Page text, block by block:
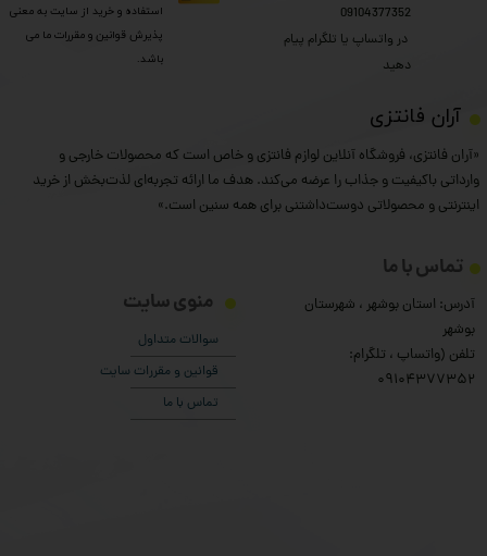
​آران فانتزی
«آران فانتزی، فروشگاه آنلاین لوازم فانتزی و خاص است که محصولات خارجی و
وارداتی باکیفیت و جذاب را عرضه می‌کند. هدف ما ارائه تجربه‌ای لذت‌بخش از خرید
اینترنتی و محصولاتی دوست‌داشتنی برای همه سنین است.»
منوی سایت
سوالات متداول
قوانین و مقررات سایت
تماس با ما
تماس با ما
آدرس: استان بوشهر ، شهرستان
بوشهر
تلفن (واتساپ ، تلگرام:
۰9104377352
09104377352
​​​​​​​ در واتساپ یا تلگرام پیام
دهید
استفاده و خرید از سایت به معنی
پذیرش قوانین و مقررات ما می
باشد.